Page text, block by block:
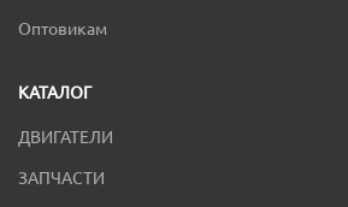
Оптовикам
КАТАЛОГ
ДВИГАТЕЛИ
ЗАПЧАСТИ